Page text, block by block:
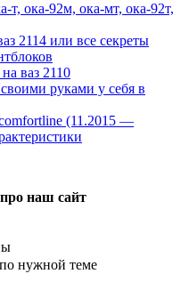
т, ока-92м, ока-мт, ока-92т,
2114 или все секреты
ваз 2110
руками у себя в
(11.2015 —
наш сайт
нужной теме